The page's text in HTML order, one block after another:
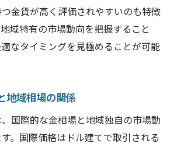
金貨が高く評価されやすいのも特徴
域特有の市場動向を把握すること
なタイミングを見極めることが可能
地域相場の関係
国際的な金相場と地域独自の市場動
。国際価格はドル建てで取引される